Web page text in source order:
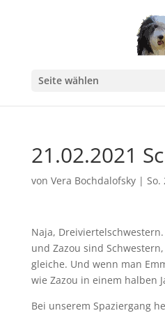
Seite wählen
21.02.2021
von Vera Bochdalofsky| So.
Naja,
und Zazou sind
gleiche. Und wenn man
wie Zazou in einem halben
Bei unserem Spaziergang